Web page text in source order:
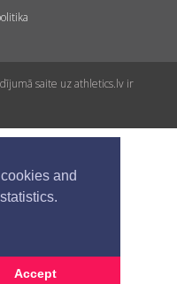
and
Accept
saite uz athletics.lv ir